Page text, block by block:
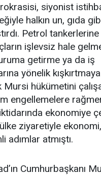
siyonist
halkın un, gıda
Petrol tankerlerine
işlevsiz hale
getirme ya da iş
yönelik
hükümetini
engellemelere
ekonomiye
ziyaretiyle
adımlar atmıştı.
Cumhurbaşkanı